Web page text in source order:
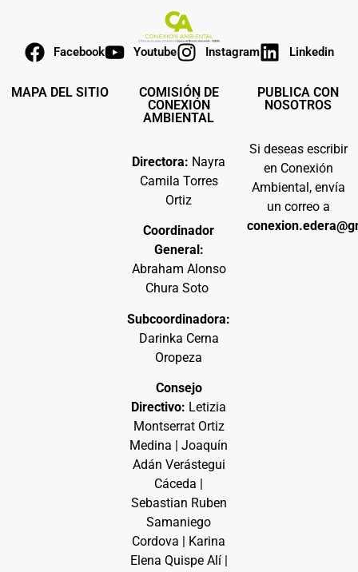
Facebook Youtube Instagram Linkedin
MAPA DEL SITIO
COMISIÓN DE
CONEXIÓN
AMBIENTAL
Directora: Nayra
Camila Torres
Ortiz
Coordinador
General:
Abraham Alonso
Chura Soto
Subcoordinadora:
Darinka Cerna
Oropeza
Consejo
Directivo: Letizia
Montserrat Ortiz
Medina | Joaquín
Adán Verástegui
Cáceda |
Sebastian Ruben
Samaniego
Cordova | Karina
Elena Quispe Alí |
PUBLICA CON
NOSOTROS
Si deseas escribir
en Conexión
Ambiental, envía
un correo a